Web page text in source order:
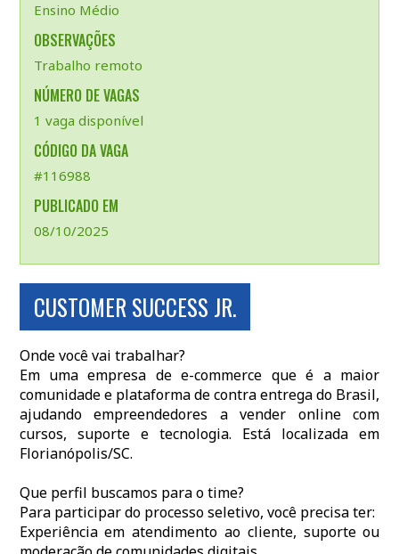
Ensino Médio
OBSERVAÇÕES
Trabalho remoto
NÚMERO DE VAGAS
1 vaga disponível
CÓDIGO DA VAGA
#116988
PUBLICADO EM
08/10/2025
CUSTOMER SUCCESS JR.
Onde você vai trabalhar?
Em uma empresa de e-commerce que é a maior
comunidade e plataforma de contra entrega do Brasil,
ajudando empreendedores a vender online com
cursos, suporte e tecnologia. Está localizada em
Florianópolis/SC.
Que perfil buscamos para o time?
Para participar do processo seletivo, você precisa ter:
Experiência em atendimento ao cliente, suporte ou